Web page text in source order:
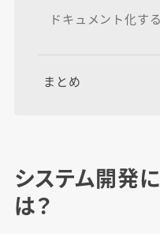
ドキュメント化する
まとめ
システム開発
は？